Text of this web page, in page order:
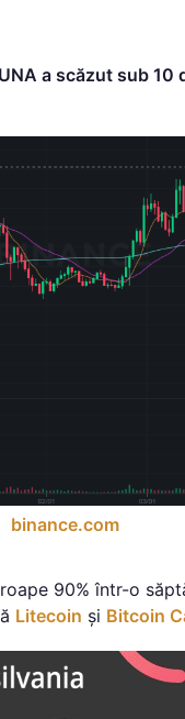
a scăzut sub 10
binance.com
90% într-o
Litecoin și Bitcoin